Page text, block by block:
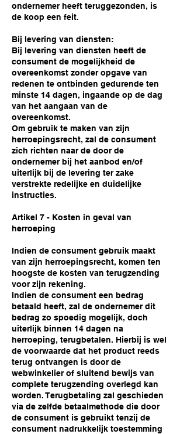
ondernemer heeft teruggezonden, is
de koop een feit.
Bij levering van diensten:
Bij levering van diensten heeft de
consument de mogelijkheid de
overeenkomst zonder opgave van
redenen te ontbinden gedurende ten
minste 14 dagen, ingaande op de dag
van het aangaan van de
overeenkomst.
Om gebruik te maken van zijn
herroepingsrecht, zal de consument
zich richten naar de door de
ondernemer bij het aanbod en/of
uiterlijk bij de levering ter zake
verstrekte redelijke en duidelijke
instructies.
Artikel 7 - Kosten in geval van
herroeping
Indien de consument gebruik maakt
van zijn herroepingsrecht, komen ten
hoogste de kosten van terugzending
voor zijn rekening.
Indien de consument een bedrag
betaald heeft, zal de ondernemer dit
bedrag zo spoedig mogelijk, doch
uiterlijk binnen 14 dagen na
herroeping, terugbetalen. Hierbij is wel
de voorwaarde dat het product reeds
terug ontvangen is door de
webwinkelier of sluitend bewijs van
complete terugzending overlegd kan
worden. Terugbetaling zal geschieden
via de zelfde betaalmethode die door
de consument is gebruikt tenzij de
consument nadrukkelijk toestemming